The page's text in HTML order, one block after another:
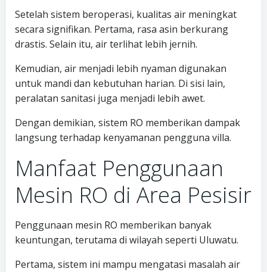
Setelah sistem beroperasi, kualitas air meningkat
secara signifikan. Pertama, rasa asin berkurang
drastis. Selain itu, air terlihat lebih jernih.
Kemudian, air menjadi lebih nyaman digunakan
untuk mandi dan kebutuhan harian. Di sisi lain,
peralatan sanitasi juga menjadi lebih awet.
Dengan demikian, sistem RO memberikan dampak
langsung terhadap kenyamanan pengguna villa.
Manfaat Penggunaan
Mesin RO di Area Pesisir
Penggunaan mesin RO memberikan banyak
keuntungan, terutama di wilayah seperti Uluwatu.
Pertama, sistem ini mampu mengatasi masalah air